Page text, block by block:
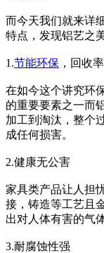
而今天我们就来详
特点，发现铝艺之
1.节能环保 ，回收
在如今这个讲究环
的重要要素之一而
加工到淘汰，整个
成任何损害。
2.健康无公害
家具类产品让人担
接，铸造等工艺且
出对人体有害的气体
3.耐腐蚀性强